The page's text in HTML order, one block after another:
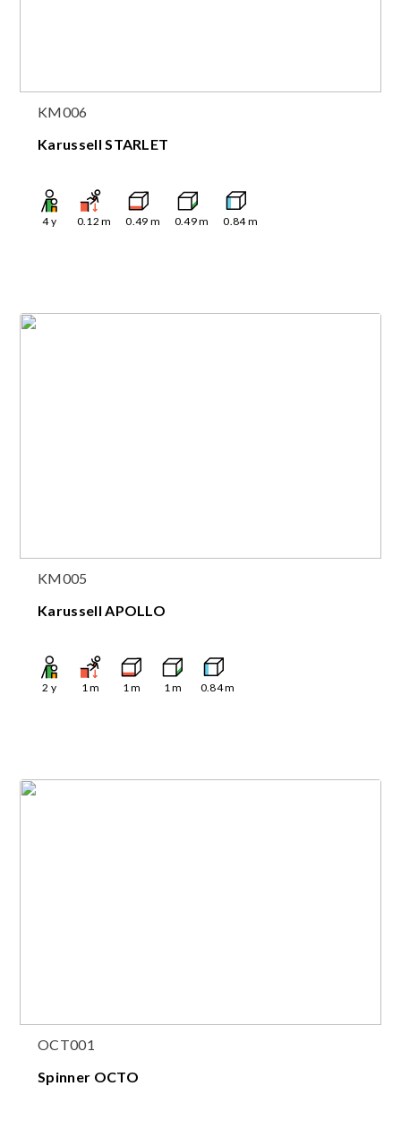
KM006
Karussell STARLET
4y 0.12 m 0.49 m 0.49m 0.84m
KM005
Karussell APOLLO
2 y 1m 1m 1m 0.84m
OCT001
Spinner OCTO